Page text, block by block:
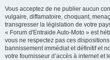
Vous acceptez de ne publier aucun
vulgaire, diffamatoire, choquant,
transgresser la législation de votre
« Forum d'Entraide Auto-Moto » est
vous ne respectez pas ces
bannissement immédiat et définitif et
votre fournisseur d’accès à internet et